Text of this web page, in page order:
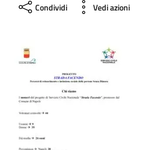
Condividi Vedi azioni